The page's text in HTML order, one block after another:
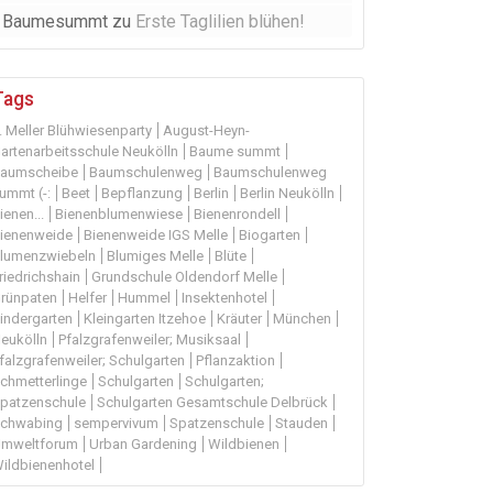
Baumesummt zu Erste Taglilien blühen!
Meller Blühwiesenparty
August-Heyn-
Neukölln
Baume summt
Baumschulenweg
Baumschulenweg
(-:
Beet Bepflanzung Berlin
Berlin Neukölln
Bienenblumenwiese
Bienenrondell
Bienenweide IGS Melle
Biogarten
Blumiges Melle
Blüte
Grundschule Oldendorf Melle
Helfer Hummel
Insektenhotel
Kleingarten Itzehoe Kräuter
München
Pfalzgrafenweiler; Musiksaal
Schulgarten
Pflanzaktion
Schulgarten
Schulgarten;
Schulgarten Gesamtschule Delbrück
sempervivum Spatzenschule
Stauden
Urban Gardening
Wildbienen